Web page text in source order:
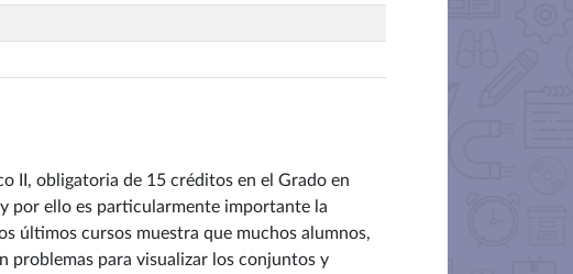
II, obligatoria de 15 créditos en el Grado en
por ello es particularmente importante la
últimos cursos muestra que muchos alumnos,
problemas para visualizar los conjuntos y